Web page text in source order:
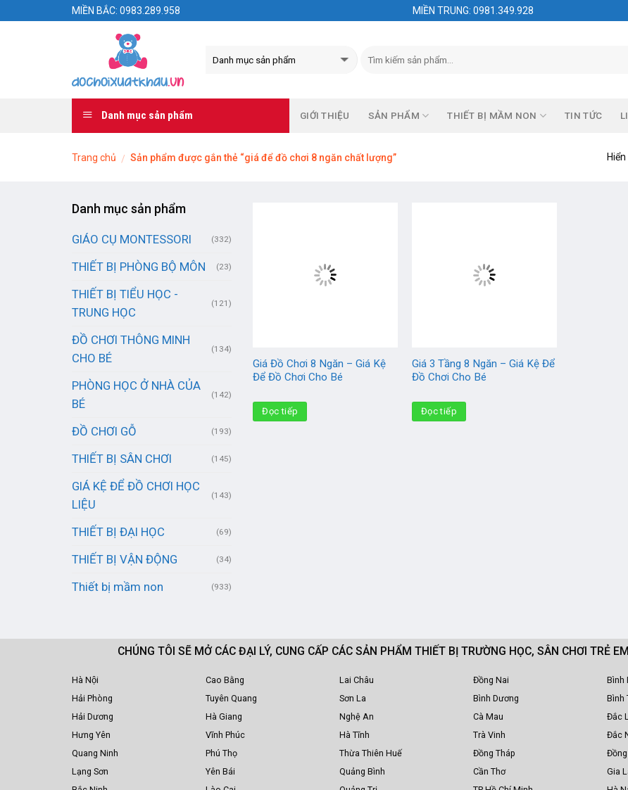
MIỀN BẮC: 0983.289.958 MIỀN TRUNG: 0981.349.928
Danh mục sản phẩm GIỚI THIỆU SẢN PHẨM THIẾT BỊ MẦM NON TIN TỨC
Trang chủ / Sản phẩm được gắn thẻ “giá để đồ chơi 8 ngăn chất lượng”
Danh mục sản phẩm
GIÁO CỤ MONTESSORI (332)
THIẾT BỊ PHÒNG BỘ MÔN (23)
THIẾT BỊ TIỂU HỌC -
TRUNG HỌC
(121)
ĐỒ CHƠI THÔNG MINH
CHO BÉ
(134)
PHÒNG HỌC Ở NHÀ CỦA
BÉ
(142)
ĐỒ CHƠI GỖ (193)
THIẾT BỊ SÂN CHƠI (145)
GIÁ KỆ ĐỂ ĐỒ CHƠI HỌC
LIỆU
(143)
THIẾT BỊ ĐẠI HỌC (69)
THIẾT BỊ VẬN ĐỘNG (34)
Thiết bị mầm non (933)
Giá Đồ Chơi 8 Ngăn – Giá Kệ
Để Đồ Chơi Cho Bé
Đọc tiếp
Giá 3 Tầng 8 Ngăn – Giá Kệ Để
Đồ Chơi Cho Bé
Đọc tiếp
CHÚNG TÔI SẼ MỞ CÁC ĐẠI LÝ, CUNG CẤP CÁC SẢN PHẨM THIẾT BỊ TRƯỜNG HỌC, SÂN CHƠI TRẺ
Hà Nội
Hải Phòng
Hải Dương
Hưng Yên
Quang Ninh
Lạng Sơn
Cao Bằng
Tuyên Quang
Hà Giang
Vĩnh Phúc
Phú Thọ
Yên Bái
Lai Châu
Sơn La
Nghệ An
Hà Tĩnh
Thừa Thiên Huế
Quảng Bình
Đồng Nai
Bình Dương
Cà Mau
Trà Vinh
Đồng Tháp
Cần Thơ
Bình
Bình
Đắc
Đắc
Gia